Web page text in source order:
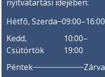
nyitvatartási idejében:
Hétfő, Szerda 09:00–16:00
Kedd,
Csütörtök
10:00–
19:00
Péntek
Zárva